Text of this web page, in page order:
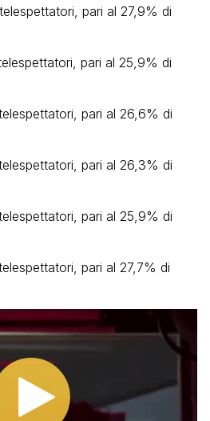
pari al 27,9% di
pari al 25,9% di
pari al 26,6% di
pari al 26,3% di
pari al 25,9% di
pari al 27,7% di